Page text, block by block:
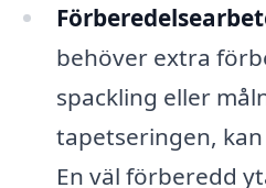
behöver extra
spackling eller
tapetseringen,
En väl förberedd